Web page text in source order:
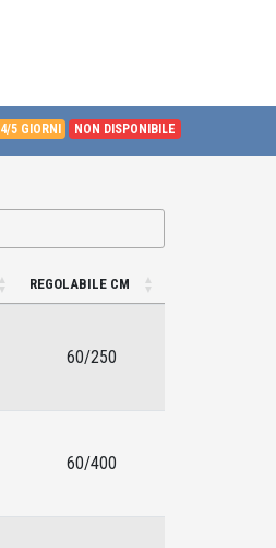
4/5 GIORNI NON DISPONIBILE
REGOLABILE CM
60/250
60/400